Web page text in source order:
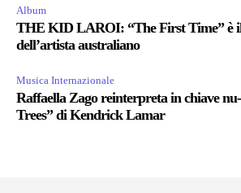
Album
THE KID LAROI: “The First Time” è
dell’artista australiano
Musica Internazionale
Raffaella Zago reinterpreta in chiave
Trees” di Kendrick Lamar